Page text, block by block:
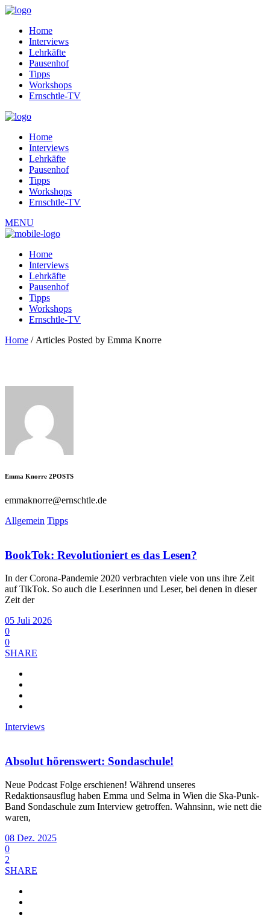
Home
Interviews
Lehrkäfte
Pausenhof
Tipps
Workshops
Ernschtle-TV
Home
Interviews
Lehrkäfte
Pausenhof
Tipps
Workshops
Ernschtle-TV
MENU
Home
Interviews
Lehrkäfte
Pausenhof
Tipps
Workshops
Ernschtle-TV
Home / Articles Posted by Emma Knorre
Emma Knorre 2POSTS
emmaknorre@ernschtle.de
Allgemein Tipps
BookTok: Revolutioniert es das Lesen?
In der Corona-Pandemie 2020 verbrachten viele von uns ihre Zeit
auf TikTok. So auch die Leserinnen und Leser, bei denen in dieser
Zeit der
05 Juli 2026
0
0
SHARE
Interviews
Absolut hörenswert: Sondaschule!
Neue Podcast Folge erschienen! Während unseres
Redaktionsausflug haben Emma und Selma in Wien die Ska-Punk-
Band Sondaschule zum Interview getroffen. Wahnsinn, wie nett die
waren,
08 Dez. 2025
0
2
SHARE